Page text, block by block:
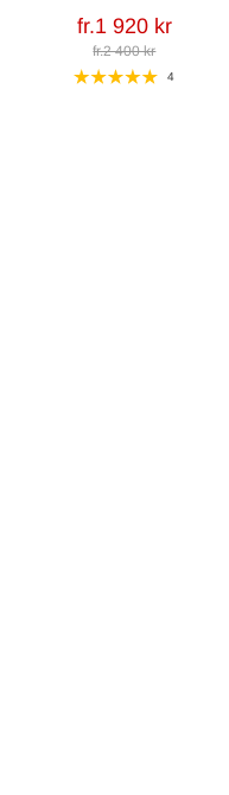
fr.1 920 kr
fr.2 400 kr
4